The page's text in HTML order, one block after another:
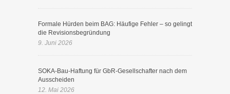
Formale Hürden beim BAG: Häufige Fehler – so gelingt
die Revisionsbegründung
9. Juni 2026
SOKA-Bau-Haftung für GbR-Gesellschafter nach dem
Ausscheiden
12. Mai 2026